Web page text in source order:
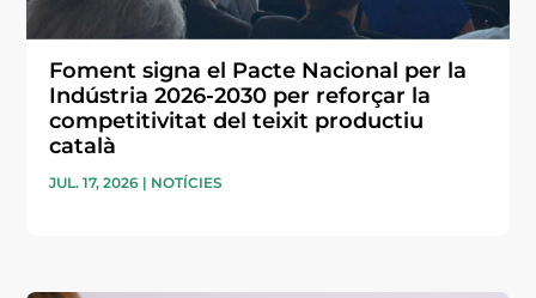
Foment signa el Pacte Nacional per la
Indústria 2026-2030 per reforçar la
competitivitat del teixit productiu
català
JUL. 17, 2026 | NOTÍCIES